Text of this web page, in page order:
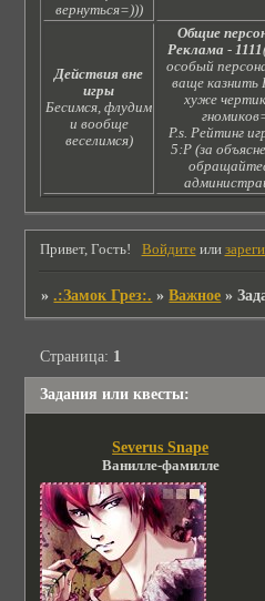
вернуться=)))
Действия вне
игры
Бесимся, флудим
и вообще
веселимся)
Общие
Реклама - 1111
особый
ваще
хуже
P.s. Рейтинг
5:Р (за
Привет, Гость! Войдитеили
».:Замок Грез:. »Важное »
Задания или квесты:
Страница: 1
Severus Snape
Ванилле-фамилле